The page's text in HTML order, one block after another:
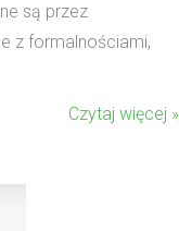
są przez
z formalnościami,
Czytaj więcej »